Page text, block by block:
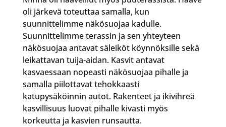
oli järkevä toteuttaa samalla, kun
suunnittelimme näkösuojaa kadulle.
Suunnittelimme terassin ja sen yhteyteen
näkösuojaa antavat säleiköt köynnöksille sekä
leikattavan tuija-aidan. Kasvit antavat
kasvaessaan nopeasti näkösuojaa pihalle ja
samalla piilottavat tehokkaasti
katupysäköinnin autot. Rakenteet ja ikivihreä
kasvillisuus luovat pihalle kivasti myös
korkeutta ja kasvien runsautta.